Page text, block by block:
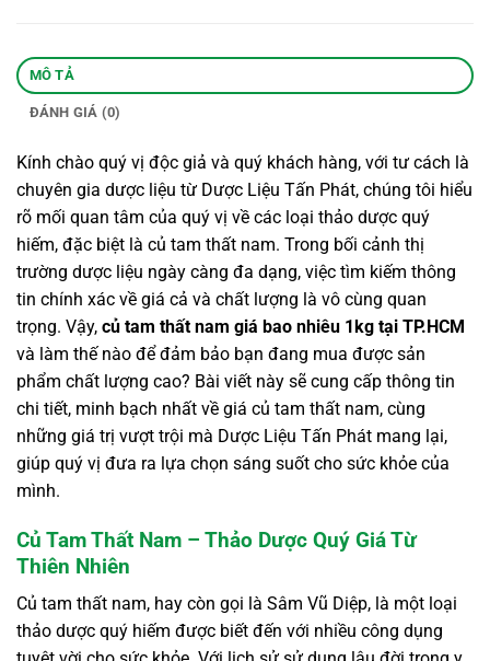
MÔ TẢ
ĐÁNH GIÁ (0)
Kính chào quý vị độc giả và quý khách hàng, với tư cách là
chuyên gia dược liệu từ Dược Liệu Tấn Phát, chúng tôi hiểu
rõ mối quan tâm của quý vị về các loại thảo dược quý
hiếm, đặc biệt là củ tam thất nam. Trong bối cảnh thị
trường dược liệu ngày càng đa dạng, việc tìm kiếm thông
tin chính xác về giá cả và chất lượng là vô cùng quan
trọng. Vậy, củ tam thất nam giá bao nhiêu 1kg tại TP.HCM
và làm thế nào để đảm bảo bạn đang mua được sản
phẩm chất lượng cao? Bài viết này sẽ cung cấp thông tin
chi tiết, minh bạch nhất về giá củ tam thất nam, cùng
những giá trị vượt trội mà Dược Liệu Tấn Phát mang lại,
giúp quý vị đưa ra lựa chọn sáng suốt cho sức khỏe của
mình.
Củ Tam Thất Nam – Thảo Dược Quý Giá Từ
Thiên Nhiên
Củ tam thất nam, hay còn gọi là Sâm Vũ Diệp, là một loại
thảo dược quý hiếm được biết đến với nhiều công dụng